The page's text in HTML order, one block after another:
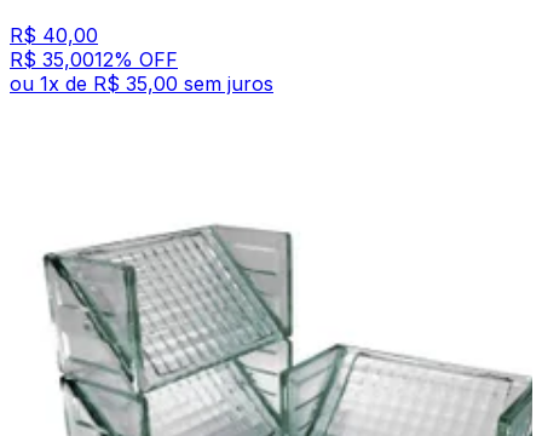
R$ 40,00
R$ 35,0012% OFF
ou 1x de R$ 35,00 sem juros